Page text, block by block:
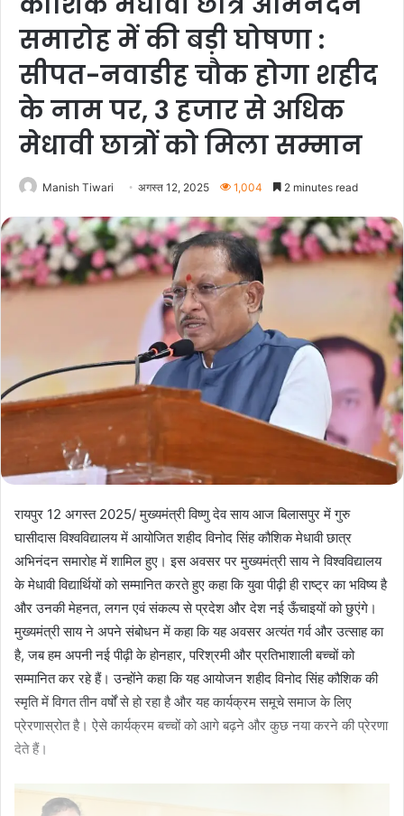
समारोह में की बड़ी घोषणा :
सीपत-नवाडीह चौक होगा शहीद
के नाम पर, 3 हजार से अधिक
मेधावी छात्रों को मिला सम्मान
Manish Tiwari अगस्त 12, 2025 1,004 2 minutes read
रायपुर 12 अगस्त 2025/ मुख्यमंत्री विष्णु देव साय आज बिलासपुर में गुरु
घासीदास विश्वविद्यालय में आयोजित शहीद विनोद सिंह कौशिक मेधावी छात्र
अभिनंदन समारोह में शामिल हुए। इस अवसर पर मुख्यमंत्री साय ने विश्वविद्यालय
के मेधावी विद्यार्थियों को सम्मानित करते हुए कहा कि युवा पीढ़ी ही राष्ट्र का भविष्य है
और उनकी मेहनत, लगन एवं संकल्प से प्रदेश और देश नई ऊँचाइयों को छुएंगे।
मुख्यमंत्री साय ने अपने संबोधन में कहा कि यह अवसर अत्यंत गर्व और उत्साह का
है, जब हम अपनी नई पीढ़ी के होनहार, परिश्रमी और प्रतिभाशाली बच्चों को
सम्मानित कर रहे हैं। उन्होंने कहा कि यह आयोजन शहीद विनोद सिंह कौशिक की
स्मृति में विगत तीन वर्षों से हो रहा है और यह कार्यक्रम समूचे समाज के लिए
प्रेरणास्रोत है। ऐसे कार्यक्रम बच्चों को आगे बढ़ने और कुछ नया करने की प्रेरणा
देते हैं।